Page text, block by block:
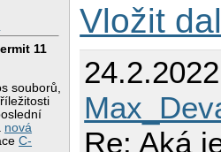
11
souborů,
nová
C-
Vložit
Re: Aká